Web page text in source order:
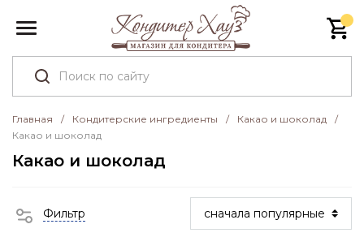
Главная / Кондитерские ингредиенты / Какао и шоколад
/
Какао и шоколад
Какао и шоколад
Фильтр